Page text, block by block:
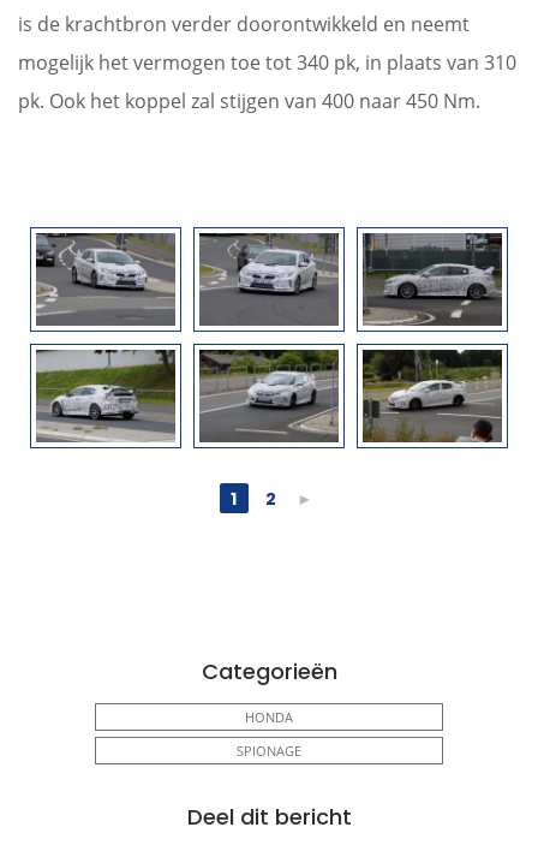
is de krachtbron verder doorontwikkeld en neemt
mogelijk het vermogen toe tot 340 pk, in plaats van 310
pk. Ook het koppel zal stijgen van 400 naar 450 Nm.
1 2 ►
Categorieën
HONDA
SPIONAGE
Deel dit bericht